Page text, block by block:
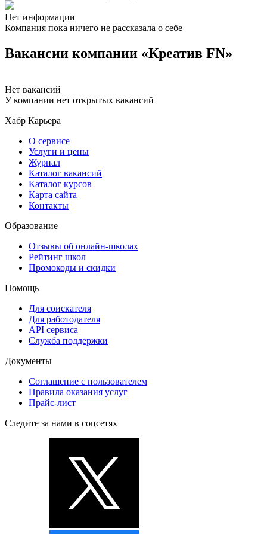
Нет информации
Компания пока ничего не рассказала о себе
Вакансии компании «Креатив FN»
Нет вакансий
У компании нет открытых вакансий
Хабр Карьера
О сервисе
Услуги и цены
Журнал
Каталог вакансий
Каталог курсов
Карта сайта
Контакты
Образование
Отзывы об онлайн-школах
Рейтинг школ
Промокоды и скидки
Помощь
Для соискателя
Для работодателя
API сервиса
Служба поддержки
Документы
Соглашение с пользователем
Правила оказания услуг
Прайс-лист
Следите за нами в соцсетях